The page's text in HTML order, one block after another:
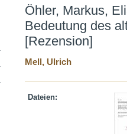
Öhler, Markus,
Bedeutung des
[Rezension]
Mell, Ulrich
Dateien: